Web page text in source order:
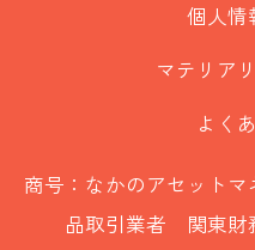
個人情
マテリア
よく
商号：なかのアセット
品取引業者 関東財